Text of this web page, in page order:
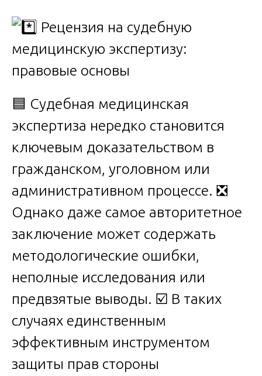
🟦 Судебная медицинская
экспертиза нередко становится
ключевым доказательством в
гражданском, уголовном или
административном процессе. ❎
Однако даже самое авторитетное
заключение может содержать
методологические ошибки,
неполные исследования или
предвзятые выводы. ☑️ В таких
случаях единственным
эффективным инструментом
защиты прав стороны